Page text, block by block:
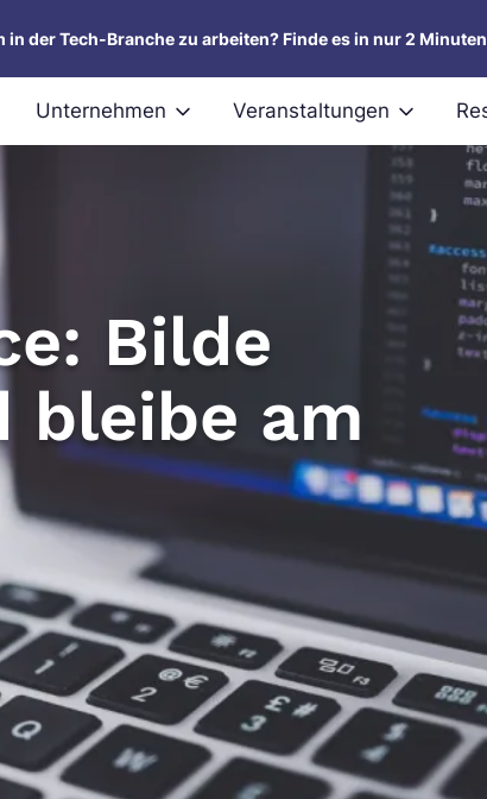
der Tech-Branche zu arbeiten? Finde es in nur 2
Unternehmen Veranstaltungen
Bilde
bleibe am